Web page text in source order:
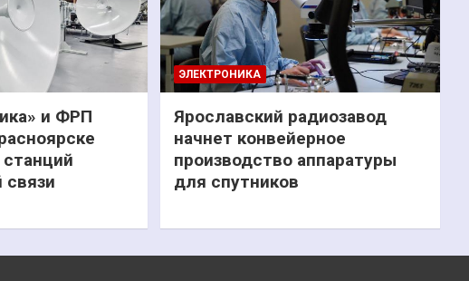
и ФРП
связи
ЭЛЕКТРОНИКА
Ярославский радиозавод
начнет конвейерное
производство аппаратуры
для спутников